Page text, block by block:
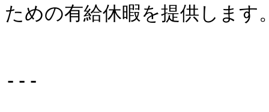
ための有給休暇を提供します
---